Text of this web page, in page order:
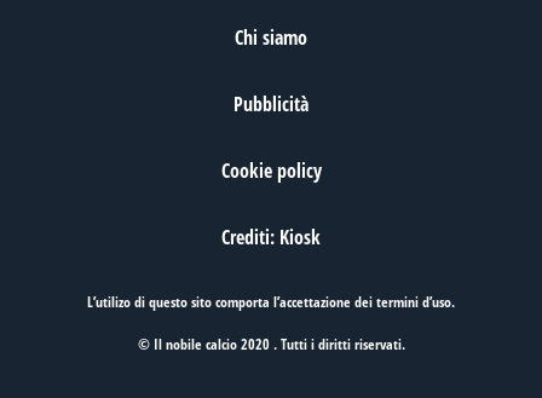
Chi siamo
Pubblicità
Cookie policy
Crediti: Kiosk
L’utilizo di questo sito comporta l’accettazione deitermini d’uso.
© Il nobile calcio 2020 . Tutti i diritti riservati.